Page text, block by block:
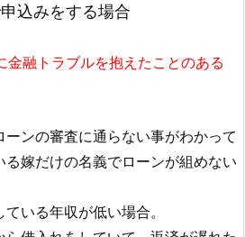
込みをする場合
金融トラブルを抱えたことのある
ーンの審査に通らない事がわかって
る嫁だけの名義でローンが組めない
いる年収が低い場合。